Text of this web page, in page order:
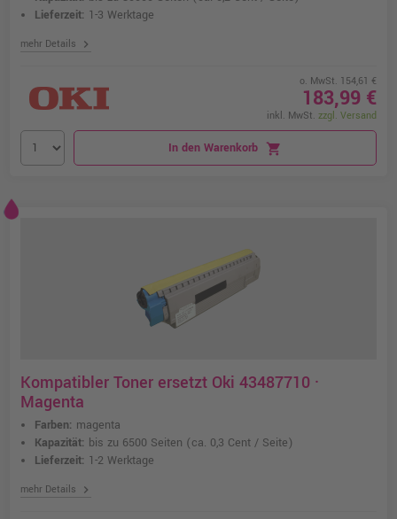
Lieferzeit: 1-3 Werktage
mehr Details chevron_right
o. MwSt. 154,61 €
183,99 €
inkl. MwSt. zzgl. Versand
In den Warenkorb shopping_cart
Kompatibler Toner ersetzt Oki 43487710 ·
Magenta
Farben: magenta
Kapazität: bis zu 6500 Seiten (ca. 0,3 Cent / Seite)
Lieferzeit: 1-2 Werktage
mehr Details chevron_right